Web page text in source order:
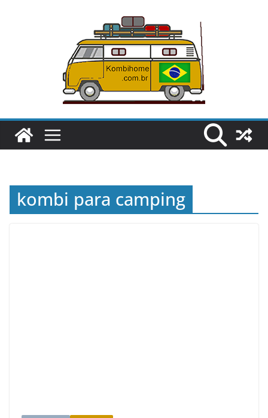
kombi para camping